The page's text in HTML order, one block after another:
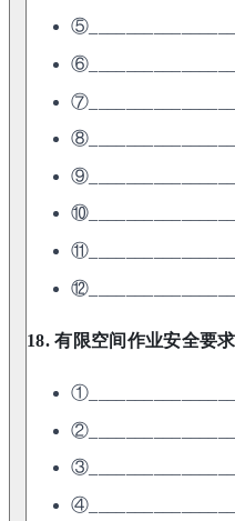
18. 有限空间作业安全要